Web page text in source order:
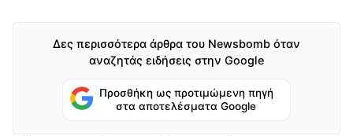
Δες περισσότερα άρθρα του Newsbomb όταν
αναζητάς ειδήσεις στην Google
Προσθήκη ως προτιμώμενη πηγή
στα αποτελέσματα Google